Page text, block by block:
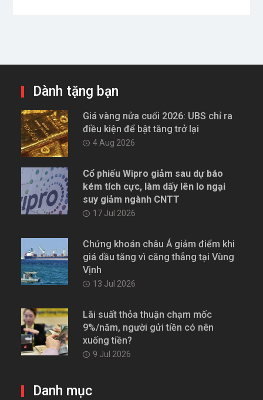
Dành tặng bạn
Giá vàng nửa cuối 2026: UBS chỉ ra
điều kiện để bật tăng trở lại
4 Aug 2026
Cổ phiếu Wipro giảm sau dự báo
kém tích cực, làm dấy lên lo ngại
suy giảm ngành CNTT
17 Jul 2026
Chứng khoán châu Á giảm điểm khi
giá dầu tăng vì căng thẳng tại Vùng
Vịnh
13 Jul 2026
Lãi suất thỏa thuận chạm mốc
9%/năm, người gửi tiền có nên
xuống tiền?
9 Jul 2026
Danh mục